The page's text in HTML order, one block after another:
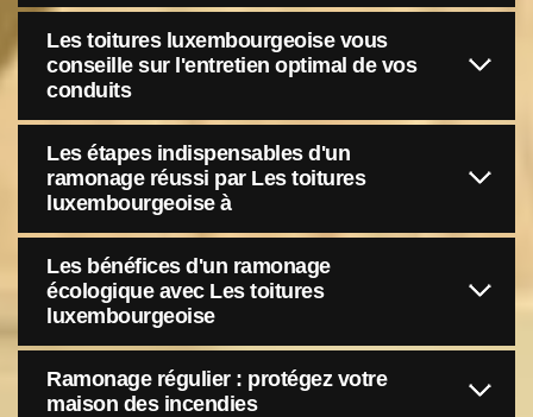
Les toitures luxembourgeoise vous
conseille sur l'entretien optimal de vos
conduits
Les étapes indispensables d'un
ramonage réussi par Les toitures
luxembourgeoise à
Les bénéfices d'un ramonage
écologique avec Les toitures
luxembourgeoise
Ramonage régulier : protégez votre
maison des incendies